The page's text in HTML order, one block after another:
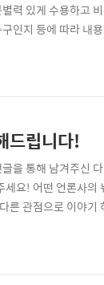
력 있게 수용하고
인지 등에 따라 내
디어 리터러시는
드립니다!
을 통해 남겨주신
요! 어떤 언론사의
른 관점으로 이야
더욱 상세한 허위정